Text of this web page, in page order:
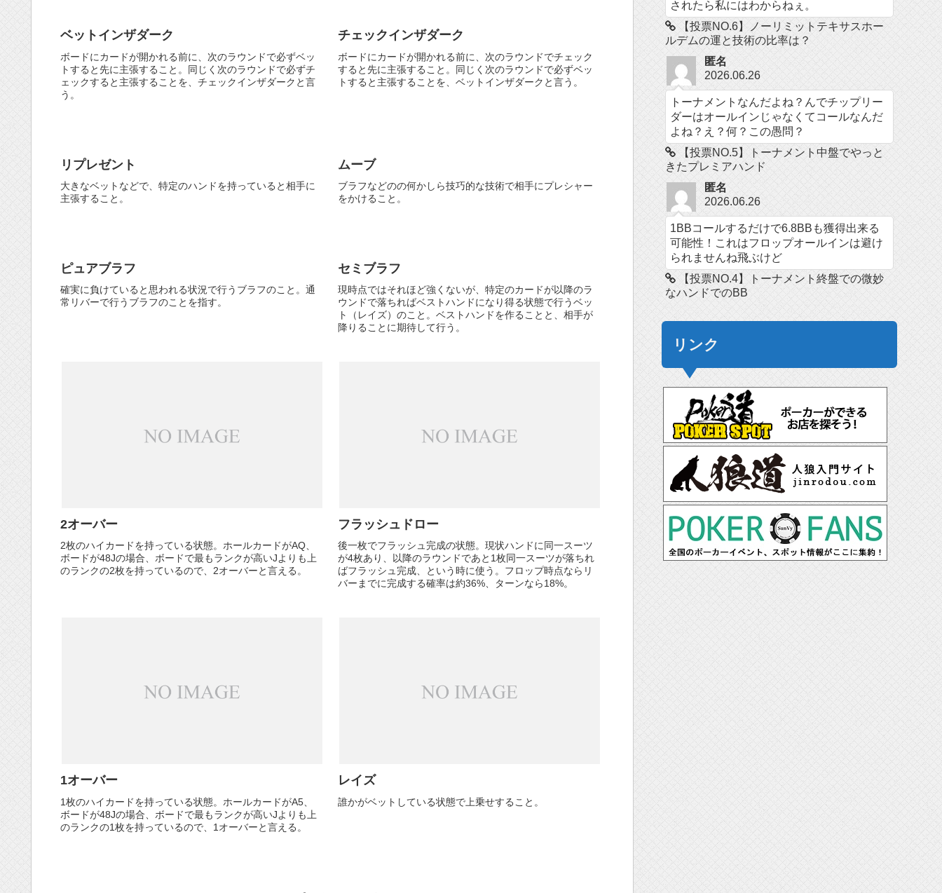
ベットインザダーク
ボードにカードが開かれる前に、次のラウンドで必ずベッ
トすると先に主張すること。同じく次のラウンドで必ずチ
ェックすると主張することを、チェックインザダークと言
う。
チェックインザダーク
ボードにカードが開かれる前に、次のラウンドでチェック
すると先に主張すること。同じく次のラウンドで必ずベッ
トすると主張することを、ベットインザダークと言う。
リプレゼント
大きなベットなどで、特定のハンドを持っていると相手に
主張すること。
ムーブ
ブラフなどのの何かしら技巧的な技術で相手にプレシャー
をかけること。
ピュアブラフ
確実に負けていると思われる状況で行うブラフのこと。通
常リバーで行うブラフのことを指す。
セミブラフ
現時点ではそれほど強くないが、特定のカードが以降のラ
ウンドで落ちればベストハンドになり得る状態で行うベッ
ト（レイズ）のこと。ベストハンドを作ることと、相手が
降りることに期待して行う。
2オーバー
2枚のハイカードを持っている状態。ホールカードがAQ、
ボードが48Jの場合、ボードで最もランクが高いJよりも上
のランクの2枚を持っているので、2オーバーと言える。
フラッシュドロー
後一枚でフラッシュ完成の状態。現状ハンドに同一スーツ
が4枚あり、以降のラウンドであと1枚同一スーツが落ちれ
ばフラッシュ完成、という時に使う。フロップ時点ならリ
バーまでに完成する確率は約36%、ターンなら18%。
1オーバー
1枚のハイカードを持っている状態。ホールカードがA5、
ボードが48Jの場合、ボードで最もランクが高いJよりも上
のランクの1枚を持っているので、1オーバーと言える。
レイズ
誰かがベットしている状態で上乗せすること。
されたら私にはわからねぇ。
【投票NO.6】ノーリミットテキサスホー
ルデムの運と技術の比率は？
匿名
2026.06.26
トーナメントなんだよね？んでチップリー
ダーはオールインじゃなくてコールなんだ
よね？え？何？この愚問？
【投票NO.5】トーナメント中盤でやっと
きたプレミアハンド
匿名
2026.06.26
1BBコールするだけで6.8BBも獲得出来る
可能性！これはフロップオールインは避け
られませんね飛ぶけど
【投票NO.4】トーナメント終盤での微妙
なハンドでのBB
リンク